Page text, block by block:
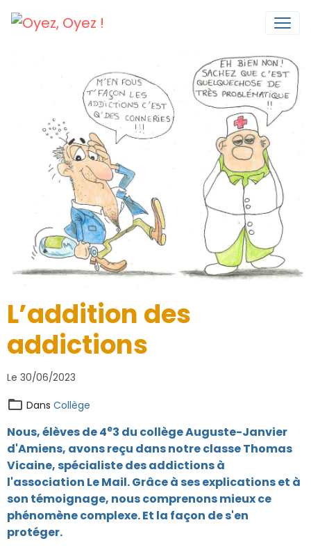
L’addition des
addictions
Le 30/06/2023
Dans Collège
Nous, élèves de 4e3 du collège Auguste-Janvier
d'Amiens, avons reçu dans notre classe Thomas
Vicaine, spécialiste des addictions à
l'association Le Mail. Grâce à ses explications et à
son témoignage, nous comprenons mieux ce
phénomène complexe. Et la façon de s'en
protéger.